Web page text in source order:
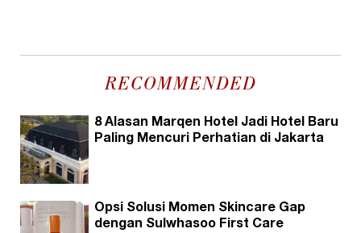
RECOMMENDED
8 Alasan Marqen Hotel Jadi Hotel Baru
Paling Mencuri Perhatian di Jakarta
Opsi Solusi Momen Skincare Gap
dengan Sulwhasoo First Care